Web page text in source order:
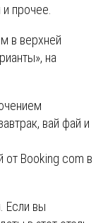
прочее.
в верхней
на
вай фай и
от Booking com в
Если вы